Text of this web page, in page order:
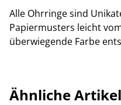
Alle Ohrringe sind
Papiermusters leicht
überwiegende Farbe
Ähnliche Artikel